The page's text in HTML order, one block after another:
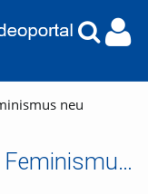
neu
6euroneunzig: Wenn Rap Feminismus neu definiert